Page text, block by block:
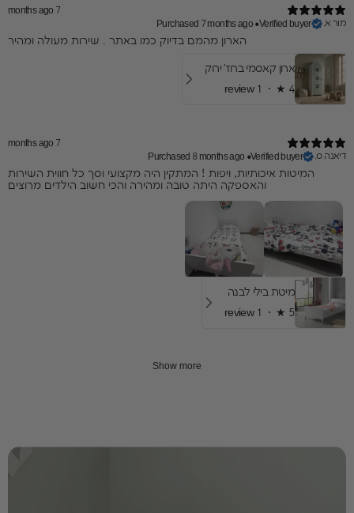
7 months ago
מור א.
Verified buyer
•
Purchased 7 months ago
הארון מהמם בדיוק כמו באתר . שירות מעולה ומהיר
ארון קאסמי ברוז' ירוק
4
★ ·
1 review
7 months ago
דיאנה ס.
Verified buyer
•
Purchased 8 months ago
המיטות איכותיות, ויפות ! המתקין היה מקצועי וסך כל חווית השירות
והאספקה היתה טובה ומהירה והכי חשוב הילדים מרוצים
מיטת בילי לבנה
5
★ ·
1 review
Show more